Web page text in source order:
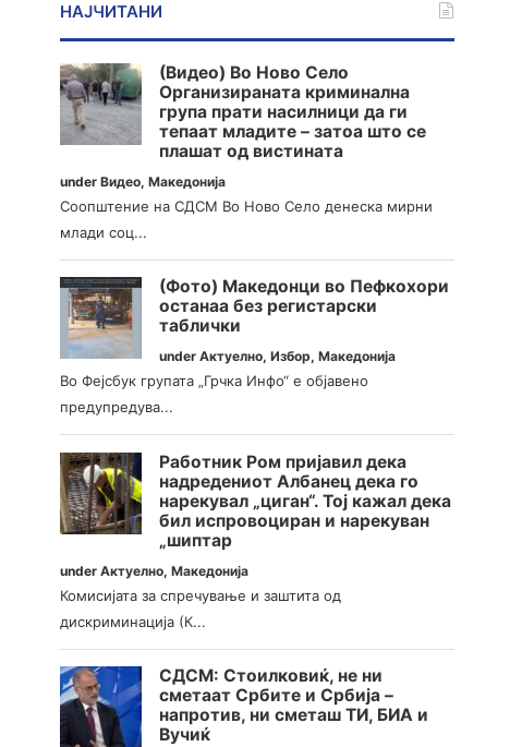
НАЈЧИТАНИ
(Видео) Во Ново Село
Организираната криминална
група прати насилници да ги
тепаат младите – затоа што се
плашат од вистината
underВидео,Македонија
Соопштение на СДСМ Во Ново Село денеска мирни
млади соц...
(Фото) Македонци во Пефкохори
останаа без регистарски
таблички
underАктуелно,Избор,Македонија
Во Фејсбук групата „Грчка Инфо“ е објавено
предупредува...
Работник Ром пријавил дека
надредениот Албанец дека го
нарекувал „циган“. Тој кажал дека
бил испровоциран и нарекуван
„шиптар
underАктуелно,Македонија
Комисијата за спречување и заштита од
дискриминација (К...
СДСМ: Стоилковиќ, не ни
сметаат Србите и Србија –
напротив, ни сметаш ТИ, БИА и
Вучиќ